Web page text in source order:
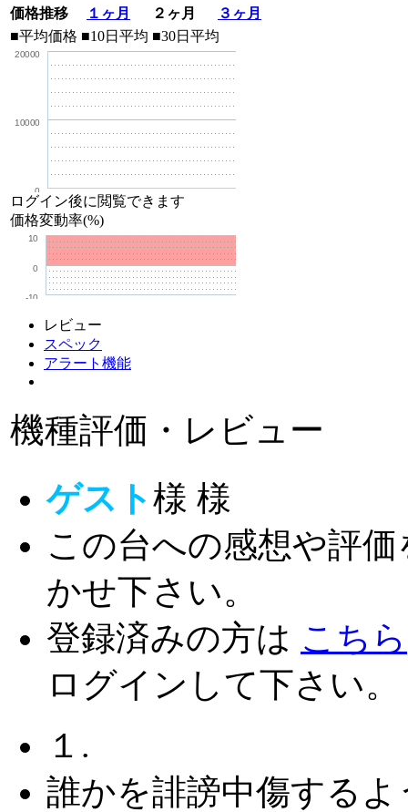
価格推移
１ヶ月 ２ヶ月
３ヶ月
■平均価格 ■10日平均 ■30日平均
0
10000
20000
ログイン後に閲覧できます
価格変動率(%)
-10
0
10
レビュー
スペック
アラート機能
機種評価・レビュー
ゲスト様 様
この台への感想や評価
かせ下さい。
登録済みの方は こちら
ログインして下さい。
１.
誰かを誹謗中傷するよ